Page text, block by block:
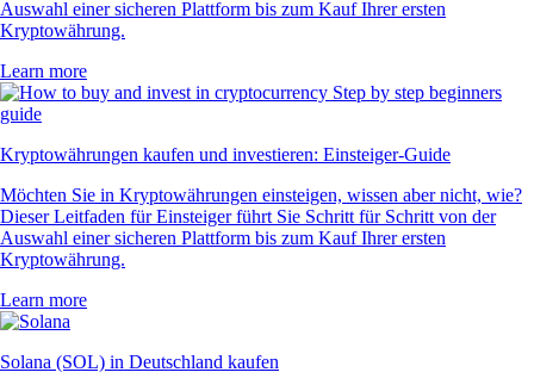
Auswahl einer sicheren Plattform bis zum Kauf Ihrer ersten
Kryptowährung.
Learn more
Kryptowährungen kaufen und investieren: Einsteiger-Guide
Möchten Sie in Kryptowährungen einsteigen, wissen aber nicht, wie?
Dieser Leitfaden für Einsteiger führt Sie Schritt für Schritt von der
Auswahl einer sicheren Plattform bis zum Kauf Ihrer ersten
Kryptowährung.
Learn more
Solana (SOL) in Deutschland kaufen